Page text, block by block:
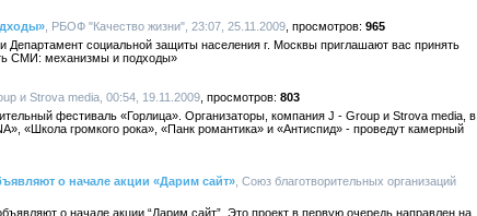
, РБОФ "Качество жизни", 23:07, 25.11.2009
965
социальной защиты населения г. Москвы приглашают вас принять
СМИ: механизмы и подходы»
и Strova media, 00:54, 19.11.2009
803
фестиваль «Горлица». Организаторы, компания J - Group и Strova media, в
«Школа громкого рока», «Панк романтика» и «Антиспид» - проведут камерный
о начале акции «Дарим сайт» , Союз благотворительных организаций
о начале акции “Дарим сайт”. Это проект в первую очередь направлен на